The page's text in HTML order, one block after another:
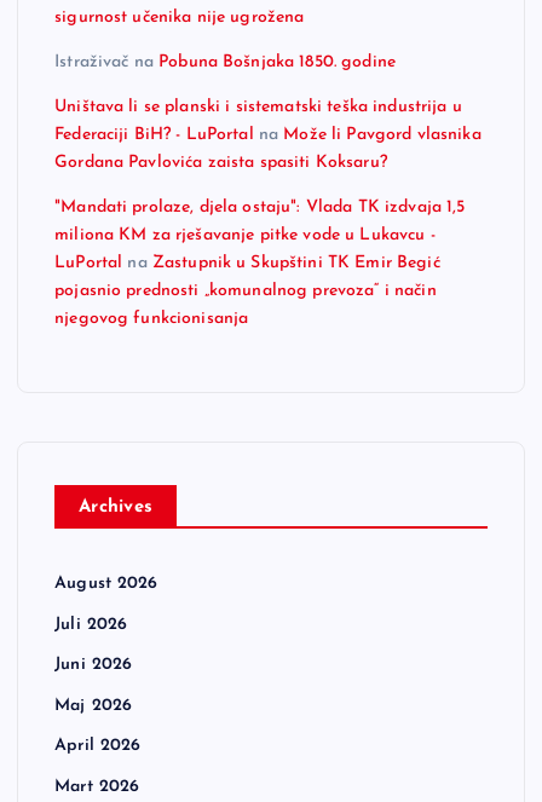
sigurnost učenika nije ugrožena
Istraživač na Pobuna Bošnjaka 1850. godine
Uništava li se planski i sistematski teška industrija u
Federaciji BiH? - LuPortal na Može li Pavgord vlasnika
Gordana Pavlovića zaista spasiti Koksaru?
"Mandati prolaze, djela ostaju": Vlada TK izdvaja 1,5
miliona KM za rješavanje pitke vode u Lukavcu -
LuPortal na Zastupnik u Skupštini TK Emir Begić
pojasnio prednosti „komunalnog prevoza“ i način
njegovog funkcionisanja
Archives
August 2026
Juli 2026
Juni 2026
Maj 2026
April 2026
Mart 2026